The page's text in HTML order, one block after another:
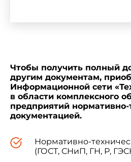
температур.
1.
плиточные изделия для
классифицируются по:
Чтобы получить полный
другим документам,
Информационной сети
в области комплексного
предприятий нормативно-
документацией.
Нормативно-
(ГОСТ, СНиП, ГН, Р,